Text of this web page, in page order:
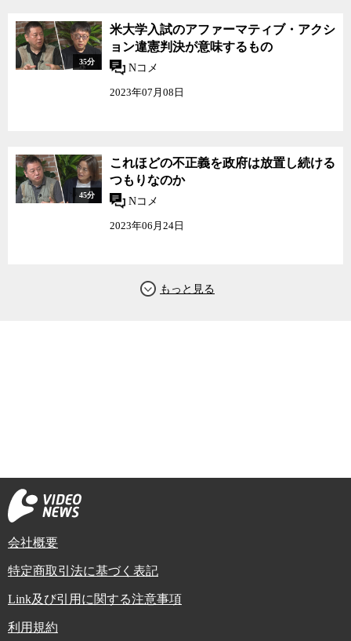
35分
米大学入試のアファーマティブ・アクシ
ョン違憲判決が意味するもの
Nコメ
2023年07月08日
45分
これほどの不正義を政府は放置し続ける
つもりなのか
Nコメ
2023年06月24日
会社概要
特定商取引法に基づく表記
Link及び引用に関する注意事項
利用規約